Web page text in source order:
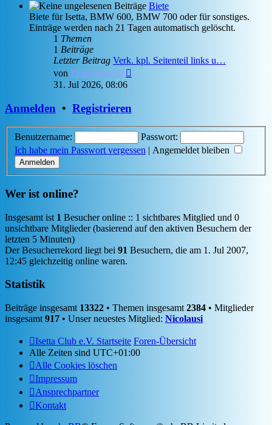
Biete
Biete für Isetta, BMW 600, BMW 700 oder für sonstiges.
Einträge werden nach 21 Tagen automatisch gelöscht.
1 Themen
1 Beiträge
Letzter Beitrag Verk. kpl. Seitenteil links u…
von Pluennenwilli
31. Jul 2026, 08:06
Anmelden • Registrieren
Benutzername:
Passwort:
Ich habe mein Passwort vergessen | Angemeldet bleiben
Wer ist online?
Insgesamt ist 1 Besucher online :: 1 sichtbares Mitglied und 0
unsichtbare Mitglieder (basierend auf den aktiven Besuchern der
letzten 5 Minuten)
Der Besucherrekord liegt bei 91 Besuchern, die am 1. Jul 2007,
12:45 gleichzeitig online waren.
Statistik
Beiträge insgesamt 13322 • Themen insgesamt 2384 • Mitglieder
insgesamt 917 • Unser neuestes Mitglied: Nicolausi
Isetta Club e.V. Startseite Foren-Übersicht
Alle Zeiten sind UTC+01:00
Alle Cookies löschen
Impressum
Ansprechpartner
Kontakt